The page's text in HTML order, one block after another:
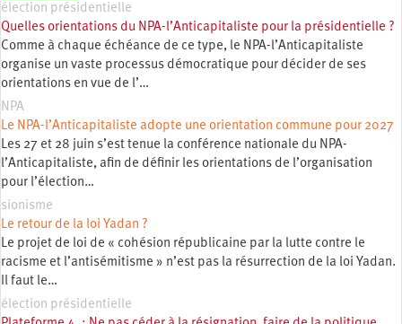
élection présidentielle
Quelles orientations du NPA-l’Anticapitaliste pour la présidentielle ?
Comme à chaque échéance de ce type, le NPA-l’Anticapitaliste
organise un vaste processus démocratique pour décider de ses
orientations en vue de l’…
NPA
Le NPA-l’Anticapitaliste adopte une orientation commune pour 2027
Les 27 et 28 juin s’est tenue la conférence nationale du NPA-
l’Anticapitaliste, afin de définir les orientations de l’organisation
pour l’élection…
sionisme
Le retour de la loi Yadan ?
Le projet de loi de « cohésion républicaine par la lutte contre le
racisme et l’antisémitisme » n’est pas la résurrection de la loi Yadan.
Il faut le…
élection présidentielle